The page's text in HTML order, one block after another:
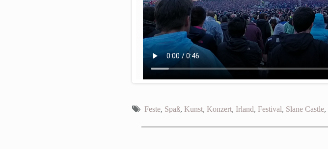
Feste, Spaß, Kunst, Konzert, Irland, Festival, Slane Castle,